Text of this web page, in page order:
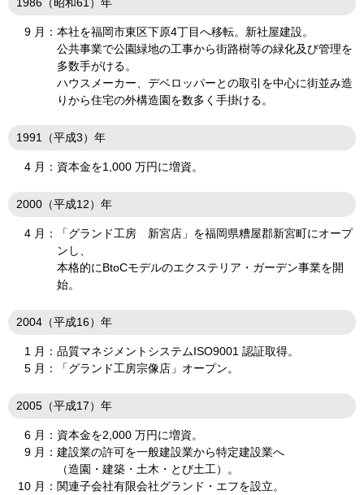
9 月： 本社を福岡市東区下原4丁目へ移転。新社屋建設。
公共事業で公園緑地の工事から街路樹等の緑化及び管理を
多数手がける。
ハウスメーカー、デベロッパーとの取引を中心に街並み造
りから住宅の外構造園を数多く手掛ける。
1991（平成3）年
4 月： 資本金を1,000 万円に増資。
2000（平成12）年
4 月：
「グランド工房 新宮店」を福岡県糟屋郡新宮町にオープ
ンし、
本格的にBtoCモデルのエクステリア・ガーデン事業を開
始。
2004（平成16）年
1 月： 品質マネジメントシステムISO9001 認証取得。
5 月：
「グランド工房宗像店」オープン。
2005（平成17）年
6 月： 資本金を2,000 万円に増資。
9 月： 建設業の許可を一般建設業から特定建設業へ
（造園・建築・土木・とび土工）。
10 月： 関連子会社有限会社グランド・エフを設立。